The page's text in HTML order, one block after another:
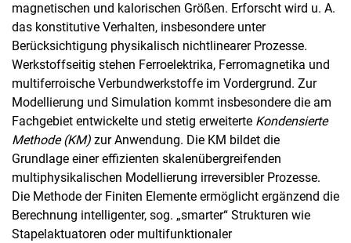
magnetischen und kalorischen Größen. Erforscht wird u. A.
das konstitutive Verhalten, insbesondere unter
Berücksichtigung physikalisch nichtlinearer Prozesse.
Werkstoffseitig stehen Ferroelektrika, Ferromagnetika und
multiferroische Verbundwerkstoffe im Vordergrund. Zur
Modellierung und Simulation kommt insbesondere die am
Fachgebiet entwickelte und stetig erweiterte Kondensierte
Methode (KM) zur Anwendung. Die KM bildet die
Grundlage einer effizienten skalenübergreifenden
multiphysikalischen Modellierung irreversibler Prozesse.
Die Methode der Finiten Elemente ermöglicht ergänzend die
Berechnung intelligenter, sog. „smarter“ Strukturen wie
Stapelaktuatoren oder multifunktionaler